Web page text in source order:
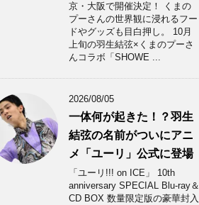
京・大阪で開催決定！ くまの
プーさんの世界観に浸れるフー
ドやグッズも目白押し。 10月
上旬の羽生結弦×くまのプーさ
んコラボ「SHOWE ...
2026/08/05
一体何が起きた！？羽生
結弦の名前がついにアニ
メ「ユーリ」公式に登場
「ユーリ!!! on ICE」 10th
anniversary SPECIAL Blu-ray＆
CD BOX 数量限定版の豪華封入